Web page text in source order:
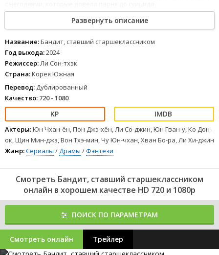
12345 678
Развернуть описание
Название:Бандит, ставший старшеклассником
Год выхода:2024
Режиссер:Ли Сон-тхэк
Страна:Корея Южная
Перевод: Дублированный
Качество: 720 - 1080
Актеры:Юн Чхан-ён, Пон Джэ-хён, Ли Со-джин, Юн Гван-у, Ко Дон-
ок, Щин Мин-джэ, Вон Тхэ-мин, Чу Юн-чхан, Хван Бо-ра, Ли Хи-джин
Жанр:Сериалы /Драмы /Фэнтези
Смотреть Бандит, ставший старшеклассником
онлайн в хорошем качестве HD 720 и 1080p
ПОИСК ПО ПАРАМЕТРАМ
Смотреть онлайн Трейлер